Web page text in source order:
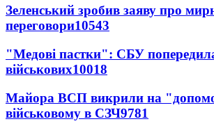
Зеленський зробив заяву про
переговори10543
"Медові пастки": СБУ
військових10018
Майора ВСП викрили на
військовому в СЗЧ9781